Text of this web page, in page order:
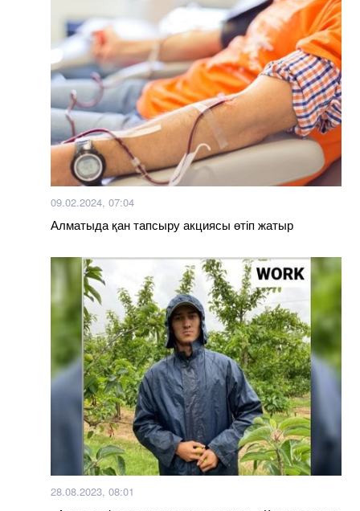
09.02.2024, 07:04
Алматыда қан тапсыру акциясы өтіп жатыр
28.08.2023, 08:01